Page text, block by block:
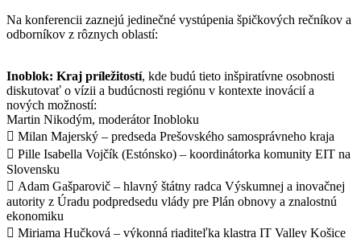
Na konferencii zaznejú jedinečné vystúpenia špičkových rečníkov a
odborníkov z rôznych oblastí:
Inoblok: Kraj príležitostí, kde budú tieto inšpiratívne osobnosti
diskutovať o vízii a budúcnosti regiónu v kontexte inovácií a
nových možností:
Martin Nikodým, moderátor Inobloku
 Milan Majerský – predseda Prešovského samosprávneho kraja
 Pille Isabella Vojčík (Estónsko) – koordinátorka komunity EIT na
Slovensku
 Adam Gašparovič – hlavný štátny radca Výskumnej a inovačnej
autority z Úradu podpredsedu vlády pre Plán obnovy a znalostnú
ekonomiku
 Miriama Hučková – výkonná riaditeľka klastra IT Valley Košice